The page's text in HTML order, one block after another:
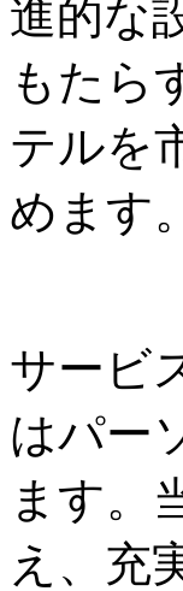
進的な
もたら
テルを
めます。
サービ
はパー
ます。
え、充